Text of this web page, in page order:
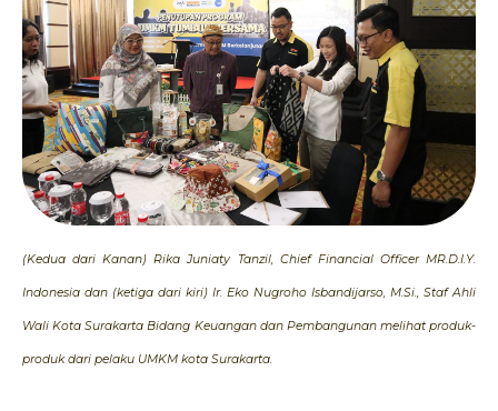
(Kedua dari Kanan) Rika Juniaty Tanzil, Chief Financial Officer MR.D.I.Y.
Indonesia dan (ketiga dari kiri) Ir. Eko Nugroho Isbandijarso, M.Si., Staf Ahli
Wali Kota Surakarta Bidang Keuangan dan Pembangunan melihat produk-
produk dari pelaku UMKM kota Surakarta.